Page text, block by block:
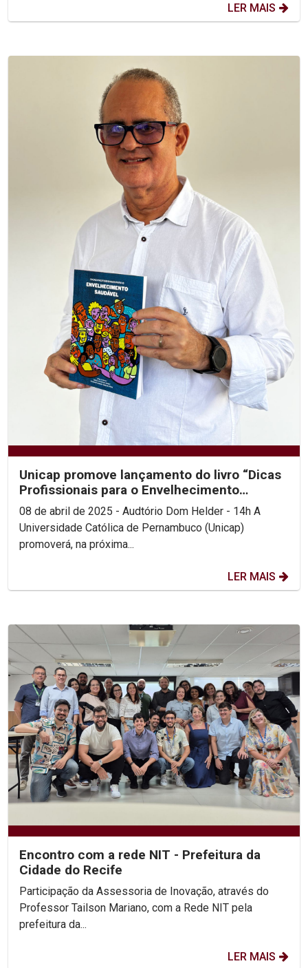
LER MAIS
Unicap promove lançamento do livro “Dicas
Profissionais para o Envelhecimento
Saudável”
08 de abril de 2025 - Audtório Dom Helder - 14h A
Universidade Católica de Pernambuco (Unicap)
promoverá, na próxima...
LER MAIS
Encontro com a rede NIT - Prefeitura da
Cidade do Recife
Participação da Assessoria de Inovação, através do
Professor Tailson Mariano, com a Rede NIT pela
prefeitura da...
LER MAIS